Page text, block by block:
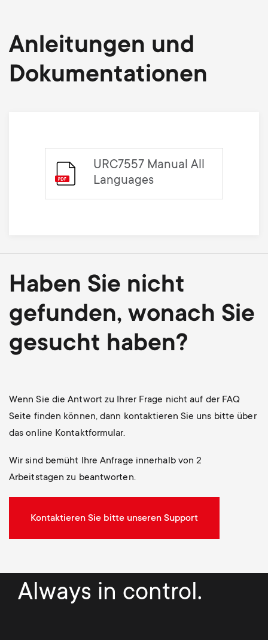
Anleitungen und
Dokumentationen
URC7557 Manual All
Languages
Haben Sie nicht
gefunden, wonach Sie
gesucht haben?
Wenn Sie die Antwort zu Ihrer Frage nicht auf der FAQ
Seite finden können, dann kontaktieren Sie uns bitte über
das online Kontaktformular.
Wir sind bemüht Ihre Anfrage innerhalb von 2
Arbeitstagen zu beantworten.
Kontaktieren Sie bitte unseren Support
Always in control.